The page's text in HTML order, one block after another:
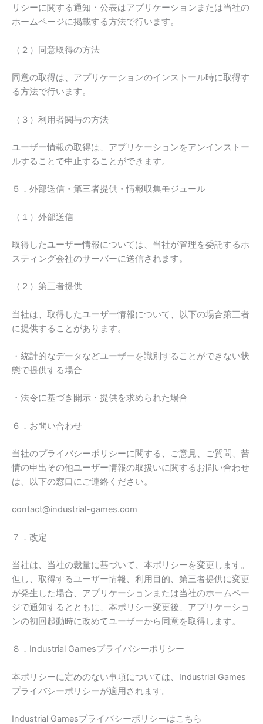
リシーに関する通知・公表はアプリケーションまたは当社の
ホームページに掲載する方法で行います。
（２）同意取得の方法
同意の取得は、アプリケーションのインストール時に取得す
る方法で行います。
（３）利用者関与の方法
ユーザー情報の取得は、アプリケーションをアンインストー
ルすることで中止することができます。
５．外部送信・第三者提供・情報収集モジュール
（１）外部送信
取得したユーザー情報については、当社が管理を委託するホ
スティング会社のサーバーに送信されます。
（２）第三者提供
当社は、取得したユーザー情報について、以下の場合第三者
に提供することがあります。
・統計的なデータなどユーザーを識別することができない状
態で提供する場合
・法令に基づき開示・提供を求められた場合
６．お問い合わせ
当社のプライバシーポリシーに関する、ご意見、ご質問、苦
情の申出その他ユーザー情報の取扱いに関するお問い合わせ
は、以下の窓口にご連絡ください。
contact@industrial-games.com
７．改定
当社は、当社の裁量に基づいて、本ポリシーを変更します。
但し、取得するユーザー情報、利用目的、第三者提供に変更
が発生した場合、アプリケーションまたは当社のホームペー
ジで通知するとともに、本ポリシー変更後、アプリケーショ
ンの初回起動時に改めてユーザーから同意を取得します。
８．Industrial Gamesプライバシーポリシー
本ポリシーに定めのない事項については、Industrial Games
プライバシーポリシーが適用されます。
Industrial Gamesプライバシーポリシーはこちら